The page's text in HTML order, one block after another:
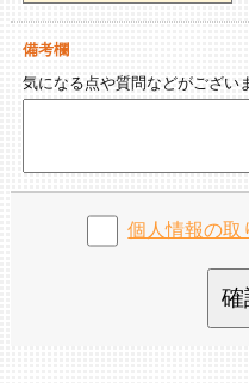
備考欄
気になる点や質問などがござい
個人情報の取
確